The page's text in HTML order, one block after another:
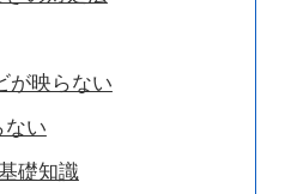
が映らない
い
礎知識